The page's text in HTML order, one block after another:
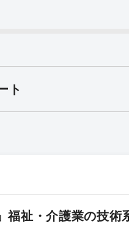
ト
福祉・介護業の技術